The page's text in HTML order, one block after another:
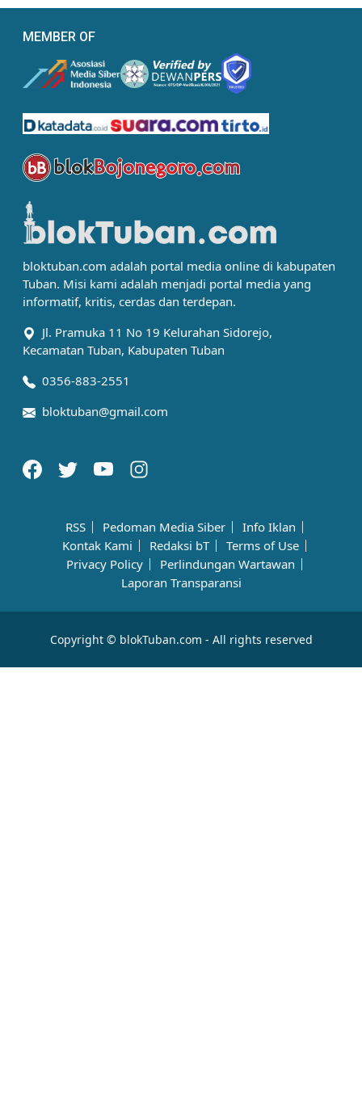
MEMBER OF
bloktuban.com adalah portal media online di kabupaten
Tuban. Misi kami adalah menjadi portal media yang
informatif, kritis, cerdas dan terdepan.
Jl. Pramuka 11 No 19 Kelurahan Sidorejo,
Kecamatan Tuban, Kabupaten Tuban
0356-883-2551
bloktuban@gmail.com
RSS Pedoman Media Siber
Info Iklan
Kontak Kami
Redaksi bT
Terms of Use
Privacy Policy
Perlindungan Wartawan
Laporan Transparansi
Copyright © blokTuban.com - All rights reserved